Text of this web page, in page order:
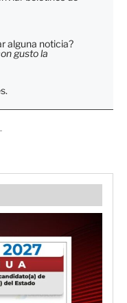
alguna noticia?
gusto la